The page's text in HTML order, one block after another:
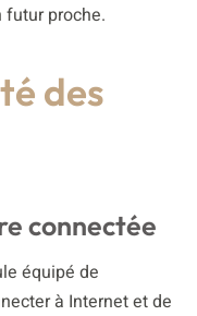
proche.
des
connectée
équipé de
à Internet et de